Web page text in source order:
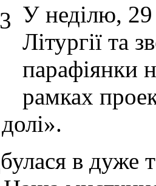
У неділю, 29
Літургії та
парафіянки
рамках
в дуже